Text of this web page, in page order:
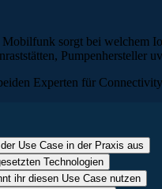
sorgt bei
Pumpenhersteller
Experten für Connectivity
Use Case in der Praxis aus
Technologien
ihr diesen Use Case nutzen